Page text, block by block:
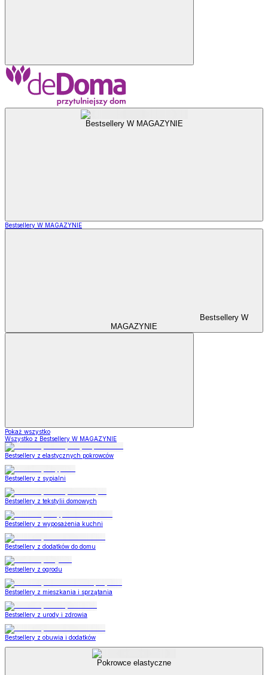
Bestsellery W MAGAZYNIE
Bestsellery W MAGAZYNIE
Bestsellery W
MAGAZYNIE
Pokaż wszystko
Wszystko z Bestsellery W MAGAZYNIE
Bestsellery z elastycznych pokrowców
Bestsellery z sypialni
Bestsellery z tekstylii domowych
Bestsellery z wyposażenia kuchni
Bestsellery z dodatków do domu
Bestsellery z ogrodu
Bestsellery z mieszkania i sprzątania
Bestsellery z urody i zdrowia
Bestsellery z obuwia i dodatków
Pokrowce elastyczne